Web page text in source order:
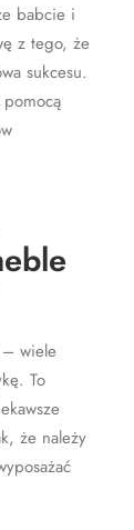
babcie i
z tego, że
sukcesu.
wiele
To
że należy